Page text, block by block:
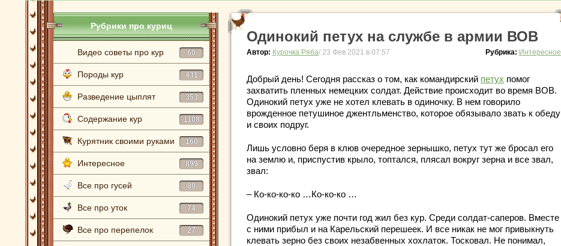
Рубрики про куриц
Видео советы про кур 60
Породы кур 431
Разведение цыплят 353
Содержание кур 1108
Курятник своими руками 160
Интересное 899
Все про гусей 80
Все про уток 74
Все про перепелок 27
Одинокий петух на службе в армии ВОВ
Автор: Курочка Ряба/ 23 Фев 2021 в 07:57 Рубрика: Интересное
Добрый день! Сегодня рассказ о том, как командирский петух помог
захватить пленных немецких солдат. Действие происходит во время ВОВ.
Одинокий петух уже не хотел клевать в одиночку. В нем говорило
врожденное петушиное джентльменство, которое обязывало звать к обеду
и своих подруг.
Лишь условно беря в клюв очередное зернышко, петух тут же бросал его
на землю и, приспустив крыло, топтался, плясал вокруг зерна и все звал,
звал:
– Ко-ко-ко-ко …Ко-ко-ко …
Одинокий петух уже почти год жил без кур. Среди солдат-саперов. Вместе
с ними прибыл и на Карельский перешеек. И все никак не мог привыкнуть
клевать зерно без своих незабвенных хохлаток. Тосковал. Не понимал,